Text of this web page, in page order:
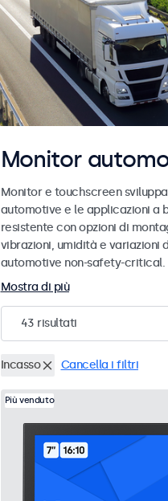
Monitor
Monitor e touchscreen
automotive e le applicazioni a
resistente con opzioni di
vibrazioni, umidità e variazioni
automotive non-safety-critical.
Mostra di più
43 risultati
Incasso Cancella i filtri
Più venduto